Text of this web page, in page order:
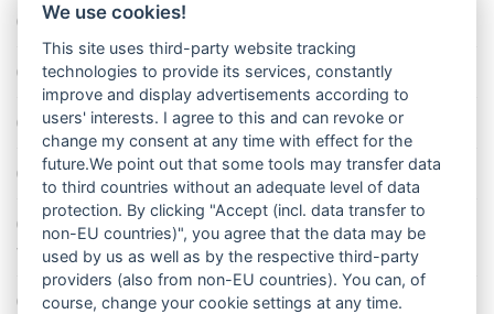
So misst man die Lufttemperatur richtig
Die richtige Wasserpumpe für den Garten
Das Wetter-Netzwerk WeatherCloud
So stellt man einen Regenmesser korrekt auf
11 Dinge über den Luftdruck, die Sie garantiert noch nicht alle
wussten
Blitzstatistik Europa: Wo gewittert es am meisten?
We use cookies!
This site uses third-party website tracking
technologies to provide its services, constantly
improve and display advertisements according to
users' interests. I agree to this and can revoke or
change my consent at any time with effect for the
future.We point out that some tools may transfer data
to third countries without an adequate level of data
protection. By clicking "Accept (incl. data transfer to
non-EU countries)", you agree that the data may be
used by us as well as by the respective third-party
providers (also from non-EU countries). You can, of
course, change your cookie settings at any time.